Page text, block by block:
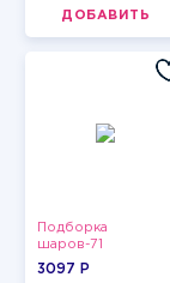
ДОБАВИТЬ
Подборка
шаров-71
3097 P